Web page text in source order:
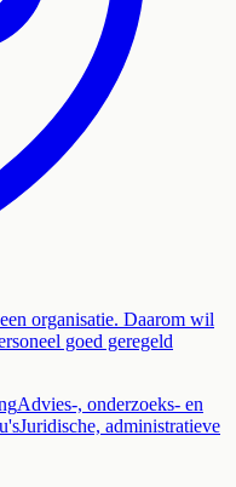
organisatie. Daarom wil
goed geregeld
Advies-, onderzoeks- en
Juridische, administratieve